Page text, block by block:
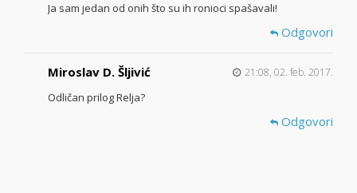
Ja sam jedan od onih što su ih ronioci spašavali!
Odgovori
Miroslav D. Šljivić 21:08, 02. feb. 2017.
Odličan prilog Relja?
Odgovori